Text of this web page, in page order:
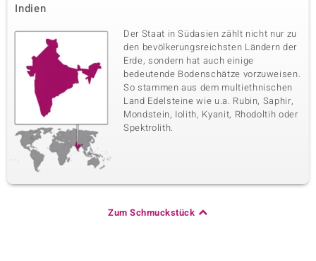
Indien
Der Staat in Südasien zählt nicht nur zu
den bevölkerungsreichsten Ländern der
Erde, sondern hat auch einige
bedeutende Bodenschätze vorzuweisen.
So stammen aus dem multiethnischen
Land Edelsteine wie u.a. Rubin, Saphir,
Mondstein, Iolith, Kyanit, Rhodoltih oder
Spektrolith.
Zum Schmuckstück